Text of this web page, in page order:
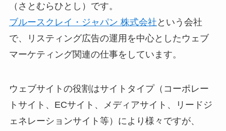
（さとむらひとし）です。
ブルースクレイ・ジャパン 株式会社 という会社
で、リスティング広告の運用を中心としたウェブ
マーケティング関連の仕事をしています。
ウェブサイトの役割はサイトタイプ（コーポレー
トサイト、ECサイト、メディアサイト、リードジ
ェネレーションサイト等）により様々ですが、